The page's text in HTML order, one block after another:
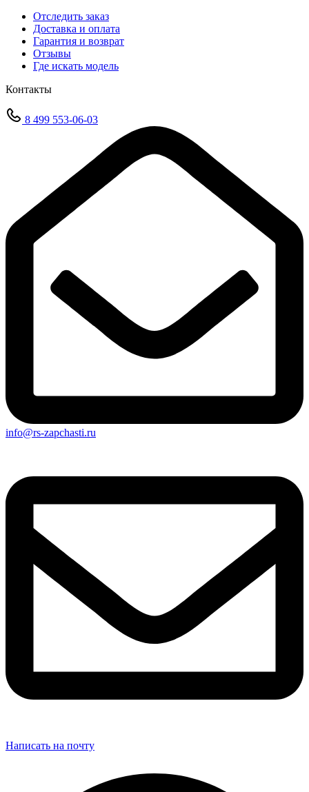
Отследить заказ
Доставка и оплата
Гарантия и возврат
Отзывы
Где искать модель
Контакты
8 499 553-06-03
info@rs-zapchasti.ru
Написать на почту